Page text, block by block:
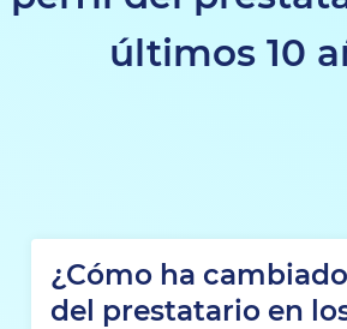
últimos 10
¿Cómo ha
del prestatario en